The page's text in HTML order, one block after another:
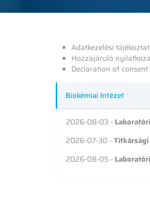
Adatkezelési
Hozzájáruló
Declaration of
Biokémiai Intézet
2026-08-03 -
2026-07-30 -
2026-08-05 -